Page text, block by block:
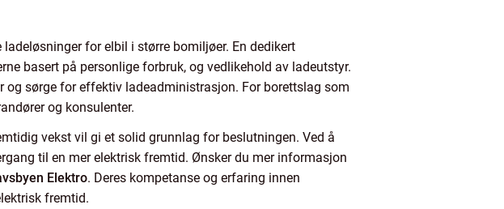
for elbil i større bomiljøer. En dedikert
basert på personlige forbruk, og vedlikehold av ladeutstyr.
sørge for effektiv ladeadministrasjon. For borettslag som
og konsulenter.
vekst vil gi et solid grunnlag for beslutningen. Ved å
til en mer elektrisk fremtid. Ønsker du mer informasjon
Elektro. Deres kompetanse og erfaring innen
fremtid.